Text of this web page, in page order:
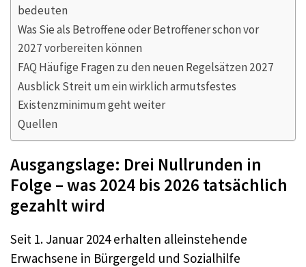
bedeuten
Was Sie als Betroffene oder Betroffener schon vor
2027 vorbereiten können
FAQ Häufige Fragen zu den neuen Regelsätzen 2027
Ausblick Streit um ein wirklich armutsfestes
Existenzminimum geht weiter
Quellen
Ausgangslage: Drei Nullrunden in
Folge – was 2024 bis 2026 tatsächlich
gezahlt wird
Seit 1. Januar 2024 erhalten alleinstehende
Erwachsene in Bürgergeld und Sozialhilfe